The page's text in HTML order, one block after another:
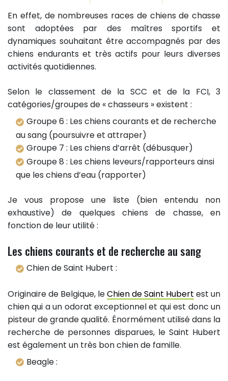
En effet, de nombreuses races de chiens de chasse
sont adoptées par des maîtres sportifs et
dynamiques souhaitant être accompagnés par des
chiens endurants et très actifs pour leurs diverses
activités quotidiennes.
Selon le classement de la SCC et de la FCI, 3
catégories/groupes de « chasseurs » existent :
Groupe 6 : Les chiens courants et de recherche
au sang (poursuivre et attraper)
Groupe 7 : Les chiens d’arrêt (débusquer)
Groupe 8 : Les chiens leveurs/rapporteurs ainsi
que les chiens d’eau (rapporter)
Je vous propose une liste (bien entendu non
exhaustive) de quelques chiens de chasse, en
fonction de leur utilité :
Les chiens courants et de recherche au sang
Chien de Saint Hubert :
Originaire de Belgique, leChien de Saint Hubert est un
chien qui a un odorat exceptionnel et qui est donc un
pisteur de grande qualité. Énormément utilisé dans la
recherche de personnes disparues, le Saint Hubert
est également un très bon chien de famille.
Beagle :